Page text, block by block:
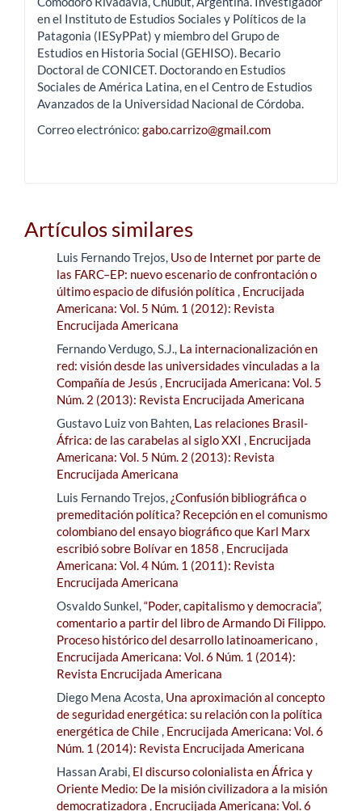
en el Instituto de Estudios Sociales y Políticos de la
Patagonia (IESyPPat) y miembro del Grupo de
Estudios en Historia Social (GEHISO). Becario
Doctoral de CONICET. Doctorando en Estudios
Sociales de América Latina, en el Centro de Estudios
Avanzados de la Universidad Nacional de Córdoba.
Correo electrónico: gabo.carrizo@gmail.com
Artículos similares
Luis Fernando Trejos, Uso de Internet por parte de
las FARC–EP: nuevo escenario de confrontación o
último espacio de difusión política , Encrucijada
Americana: Vol. 5 Núm. 1 (2012): Revista
Encrucijada Americana
Fernando Verdugo, S.J., La internacionalización en
red: visión desde las universidades vinculadas a la
Compañía de Jesús , Encrucijada Americana: Vol. 5
Núm. 2 (2013): Revista Encrucijada Americana
Gustavo Luiz von Bahten, Las relaciones Brasil-
África: de las carabelas al siglo XXI , Encrucijada
Americana: Vol. 5 Núm. 2 (2013): Revista
Encrucijada Americana
Luis Fernando Trejos, ¿Confusión bibliográfica o
premeditación política? Recepción en el comunismo
colombiano del ensayo biográfico que Karl Marx
escribió sobre Bolívar en 1858 , Encrucijada
Americana: Vol. 4 Núm. 1 (2011): Revista
Encrucijada Americana
Osvaldo Sunkel,“Poder, capitalismo y democracia”,
comentario a partir del libro de Armando Di Filippo.
Proceso histórico del desarrollo latinoamericano,
Encrucijada Americana: Vol. 6 Núm. 1 (2014):
Revista Encrucijada Americana
Diego Mena Acosta, Una aproximación al concepto
de seguridad energética: su relación con la política
energética de Chile, Encrucijada Americana: Vol. 6
Núm. 1 (2014): Revista Encrucijada Americana
Hassan Arabi, El discurso colonialista en África y
Oriente Medio: De la misión civilizadora a la misión
democratizadora , Encrucijada Americana: Vol. 6